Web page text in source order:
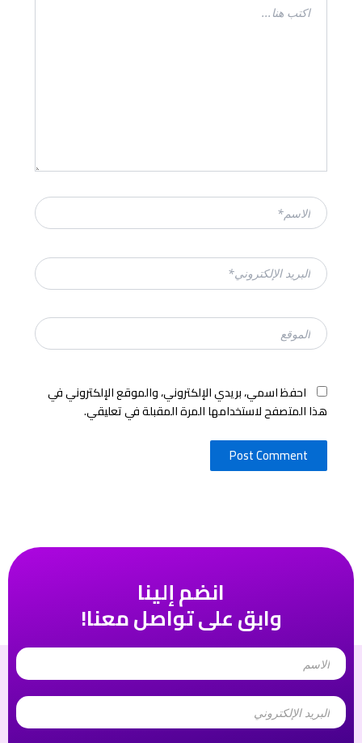
هنا...
الاسم*
البريد
الإلكتروني*
الموقع
احفظ اسمي، بريدي الإلكتروني، والموقع الإلكتروني في
هذا المتصفح لاستخدامها المرة المقبلة في تعليقي.
انضم إلينا
وابق على تواصل معنا!
Name
Email